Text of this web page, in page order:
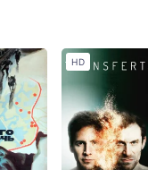
HD